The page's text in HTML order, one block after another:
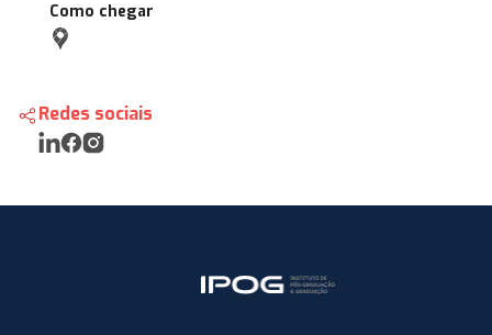
Como chegar
Redes sociais